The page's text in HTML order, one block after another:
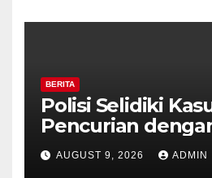
BERITA
Polisi Selidiki
Pencurian
di Counter HP
Ambarawa.
AUGUST 9, 2026 ADMIN